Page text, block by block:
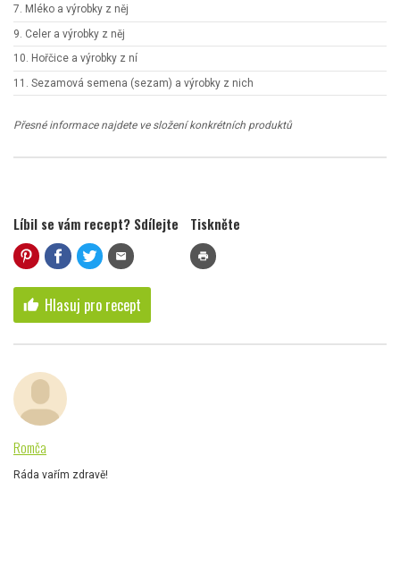
7. Mléko a výrobky z něj
9. Celer a výrobky z něj
10. Hořčice a výrobky z ní
11. Sezamová semena (sezam) a výrobky z nich
Přesné informace najdete ve složení konkrétních produktů
Líbil se vám recept? Sdílejte
mail
Tiskněte
print
thumb_up Hlasuj pro recept
Romča
Ráda vařím zdravě!